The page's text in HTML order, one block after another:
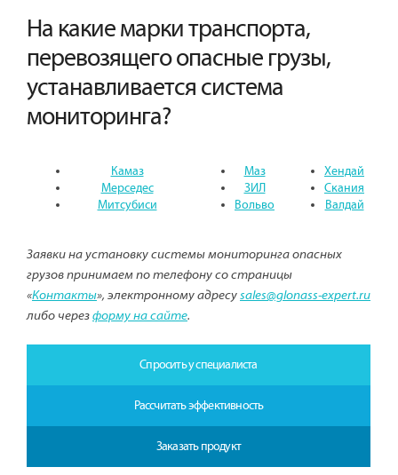
На какие марки транспорта,
перевозящего опасные грузы,
устанавливается система
мониторинга?
Камаз
Мерседес
Митсубиси
Маз
ЗИЛ
Вольво
Хендай
Скания
Валдай
Заявки на установку системы мониторинга опасных
грузов принимаем по телефону со страницы
«Контакты», электронному адресу sales@glonass-expert.ru
либо через форму на сайте.
Спросить у специалиста
Рассчитать эффективность
Заказать продукт